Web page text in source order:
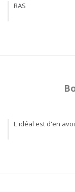
RAS
L'idéal est d'en